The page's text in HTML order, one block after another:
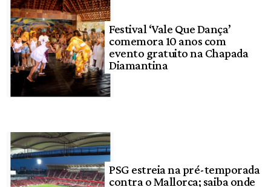
Festival ‘Vale Que Dança’
comemora 10 anos com
evento gratuito na Chapada
Diamantina
PSG estreia na pré-temporada
contra o Mallorca; saiba onde